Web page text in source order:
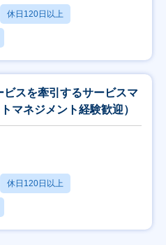
休日120日以上
スを牽引するサービスマ
マネジメント経験歓迎）
休日120日以上